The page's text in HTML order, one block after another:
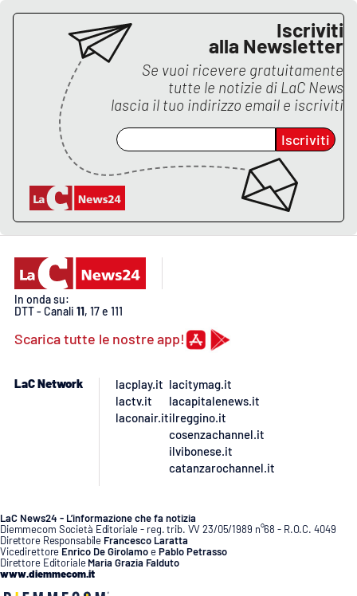
Storie
LAC
NETWORK
Lactv.it
Lacapitalenews.it
Cosenzachannel.it
Ilvibonese.it
Catanzarochannel.it
Iscriviti
alla Newsletter
Se vuoi ricevere gratuitamente
tutte le notizie di LaC News
lascia il tuo indirizzo email e iscriviti
Iscriviti
In onda su:
DTT - Canali 11, 17 e 111
Scarica tutte le nostre app!
LaC Network
lacplay.it
lactv.it
laconair.it
lacitymag.it
lacapitalenews.it
ilreggino.it
cosenzachannel.it
ilvibonese.it
catanzarochannel.it
LaC News24 - L’informazione che fa notizia
Diemmecom Società Editoriale - reg. trib. VV 23/05/1989 n°68 - R.O.C. 4049
Direttore Responsabile Francesco Laratta
Vicedirettore Enrico De GirolamoePablo Petrasso
Direttore Editoriale Maria Grazia Falduto
www.diemmecom.it